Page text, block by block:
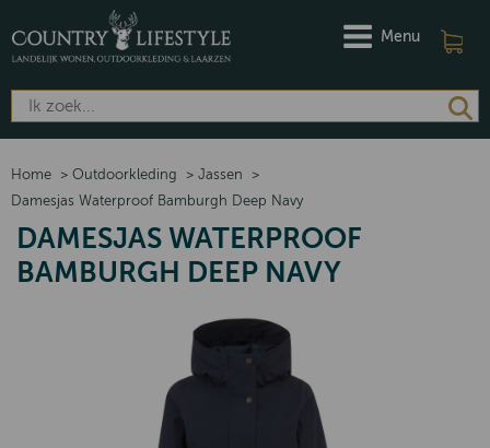
Menu
Home > Outdoorkleding > Jassen
>
Damesjas Waterproof Bamburgh Deep Navy
DAMESJAS WATERPROOF
BAMBURGH DEEP NAVY